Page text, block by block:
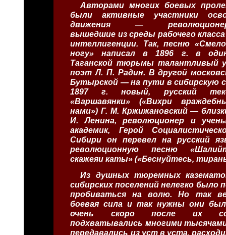
Авторами многих боевых
были активные участники
движения —
вышедшие из среды рабочего
интеллигенции. Так, песню
ногу» написал в 1896 г. в
Таганской тюрьмы талантливый
поэт Л. П. Радин. В другой
Бутырской — на пути в сибирскую
1897 г. новый, русский
«Варшавянки» («Вихри
нами») Г. М. Кржижановский —
И. Ленина, революционер и
академик, Герой
Сибири он перевел на русский
революционную песню
скажеяи каты» («Беснуйтесь,
Из душных тюремных
сибирских поселений нелегко было
пробиваться на волю. Но так
боевая сила и так нужны они
очень скоро после их
подхватывались многими
передавались из уст в уста,